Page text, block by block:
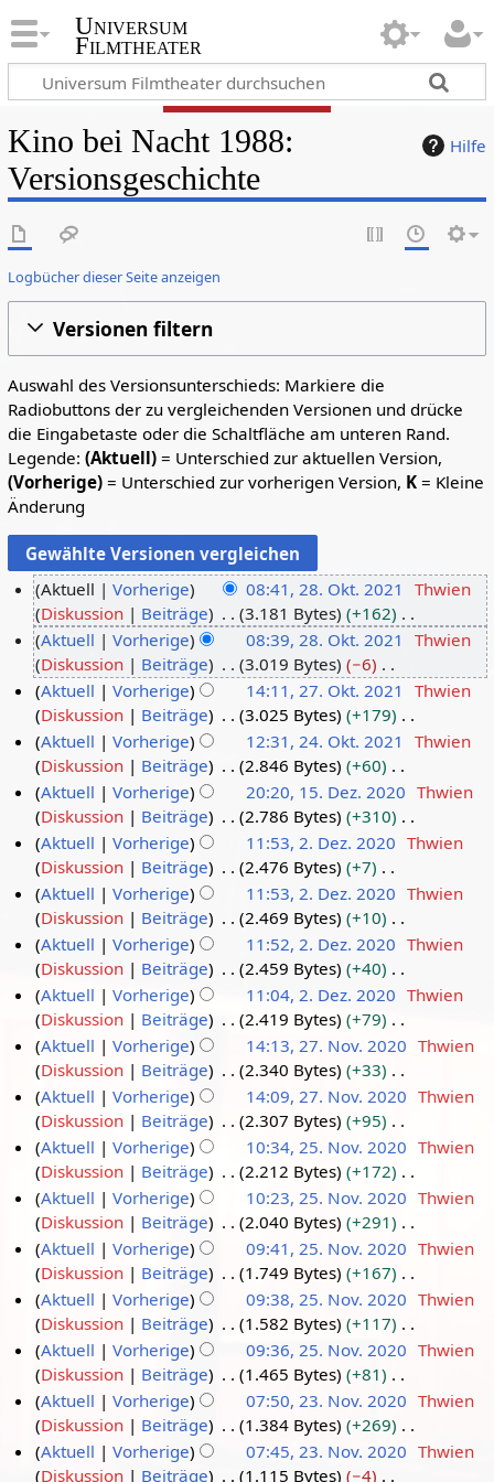
Universum
Filmtheater
Hilfe
Kino bei Nacht 1988:
Versionsgeschichte
Logbücher dieser Seite anzeigen
Versionen filtern
Auswahl des Versionsunterschieds: Markiere die
Radiobuttons der zu vergleichenden Versionen und drücke
die Eingabetaste oder die Schaltfläche am unteren Rand.
Legende: (Aktuell)= Unterschied zur aktuellen Version,
(Vorherige)= Unterschied zur vorherigen Version, K= Kleine
Änderung
8
O
b
0
1
Aktuell Vorherige 08:41, 28. Okt. 2021
Thwien
Diskussion
Beiträge 3.181 Bytes
+162
K
e
i
n
e
B
e
a
r
b
e
i
t
u
n
g
s
z
u
s
a
m
m
e
n
f
a
s
s
u
n
g
Aktuell Vorherige 08:39, 28. Okt. 2021
Thwien
Diskussion
Beiträge 3.019 Bytes
−6
K
e
i
n
e
B
e
a
r
b
e
i
t
u
n
g
s
z
u
s
a
m
m
e
n
f
a
s
s
u
n
g
7
O
b
0
1
Aktuell Vorherige 14:11, 27. Okt. 2021
Thwien
Diskussion
Beiträge 3.025 Bytes
+179
K
e
i
n
e
B
e
a
r
b
e
i
t
u
n
g
s
z
u
s
a
m
m
e
n
f
a
s
s
u
n
4
O
b
0
1
Aktuell Vorherige 12:31, 24. Okt. 2021
Thwien
Diskussion
Beiträge 2.846 Bytes
+60
K
e
i
n
e
B
e
a
r
b
e
i
t
u
n
g
s
z
u
s
a
m
m
e
n
f
a
s
s
5
D
z
m
e
2
2
Aktuell Vorherige 20:20, 15. Dez. 2020 Thwien
Diskussion
Beiträge 2.786 Bytes
+310
K
e
i
n
e
B
e
a
r
b
e
i
t
u
n
g
s
z
u
s
a
m
m
e
n
f
a
e
e
b
0
0
Aktuell Vorherige 11:53, 2. Dez. 2020 Thwien
Diskussion
Beiträge 2.476 Bytes
+7
K
e
i
n
e
B
e
a
r
b
e
i
t
u
n
g
s
z
u
s
a
m
m
e
n
Aktuell Vorherige 11:53, 2. Dez. 2020 Thwien
Diskussion
Beiträge 2.469 Bytes
+10
K
e
i
n
e
B
e
a
r
b
e
i
t
u
n
g
s
z
u
s
a
m
m
Aktuell Vorherige 11:52, 2. Dez. 2020 Thwien
Diskussion
Beiträge 2.459 Bytes
+40
K
e
i
n
e
B
e
a
r
b
e
i
t
u
n
g
s
z
u
s
a
Aktuell Vorherige 11:04, 2. Dez. 2020 Thwien
Diskussion
Beiträge 2.419 Bytes
+79
K
e
i
n
e
B
e
a
r
b
e
i
t
u
n
g
s
z
7
N
v
m
e
2
2
Aktuell Vorherige 14:13, 27. Nov. 2020 Thwien
Diskussion
Beiträge 2.340 Bytes
+33
K
e
i
n
e
B
e
a
r
b
e
i
t
u
n
g
Aktuell Vorherige 14:09, 27. Nov. 2020 Thwien
Diskussion
Beiträge 2.307 Bytes
+95
K
e
i
n
e
B
e
a
r
b
e
i
t
u
5
N
v
m
e
2
Aktuell Vorherige 10:34, 25. Nov. 2020 Thwien
Diskussion
Beiträge 2.212 Bytes
+172
K
e
i
n
e
B
e
a
r
b
e
i
Aktuell Vorherige 10:23, 25. Nov. 2020 Thwien
Diskussion
Beiträge 2.040 Bytes
+291
K
e
i
n
e
B
e
a
r
b
Aktuell Vorherige 09:41, 25. Nov. 2020 Thwien
Diskussion
Beiträge 1.749 Bytes
+167
K
e
i
n
e
B
e
a
Aktuell Vorherige 09:38, 25. Nov. 2020 Thwien
Diskussion
Beiträge 1.582 Bytes
+117
K
e
i
n
e
B
Aktuell Vorherige 09:36, 25. Nov. 2020 Thwien
Diskussion
Beiträge 1.465 Bytes
+81
K
e
i
n
3
Aktuell Vorherige 07:50, 23. Nov. 2020 Thwien
Diskussion
Beiträge 1.384 Bytes
+269
K
e
Aktuell Vorherige 07:45, 23. Nov. 2020 Thwien
Diskussion
Beiträge 1.115 Bytes
−4